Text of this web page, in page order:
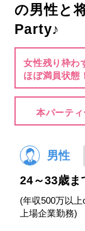
の男性と
Party♪
女性残り枠わ
ほぼ満員状態！
本パーティ
男性
24～33歳ま
(年収500万以
上場企業勤務)